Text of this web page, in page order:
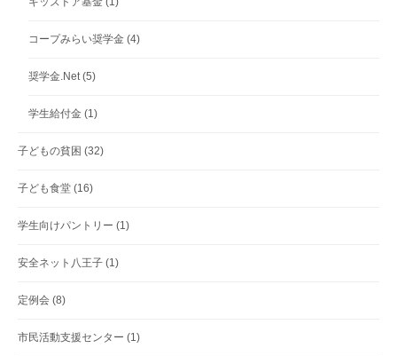
コープみらい奨学金 (4)
奨学金.Net(5)
学生給付金 (1)
子どもの貧困 (32)
子ども食堂 (16)
学生向けパントリー (1)
安全ネット八王子 (1)
定例会 (8)
市民活動支援センター (1)